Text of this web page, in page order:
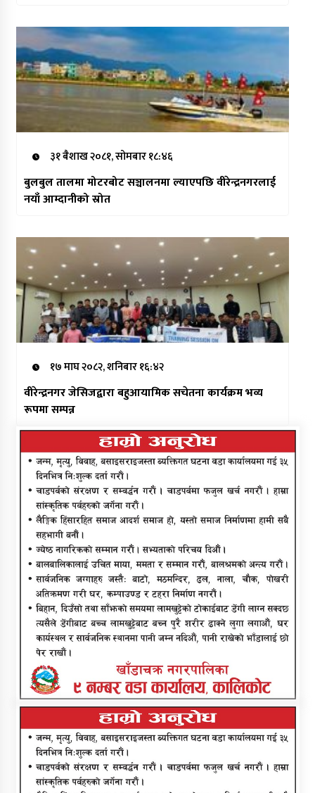
३१ बैशाख २०८१, सोमबार १८:४६
बुलबुल तालमा मोटरबोट सञ्चालनमा ल्याएपछि वीरेन्द्रनगरलाई
नयाँ आम्दानीको स्रोत
१७ माघ २०८२, शनिबार १६:४२
वीरेन्द्रनगर जेसिजद्वारा बहुआयामिक सचेतना कार्यक्रम भव्य
रूपमा सम्पन्न